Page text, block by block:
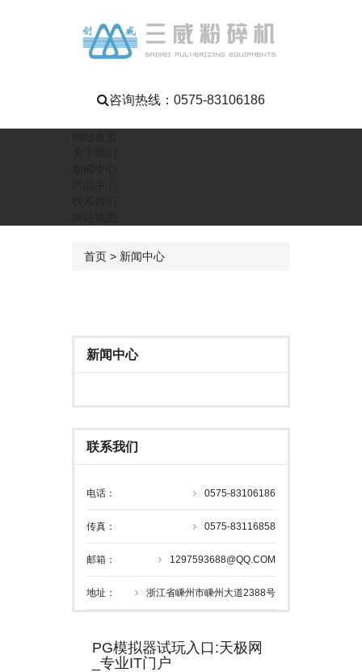
咨询热线： 0575-83106186
首页 > 新闻中心
新闻中心
联系我们
电话： 0575-83106186
传真： 0575-83116858
邮箱： 1297593688@QQ.COM
地址： 浙江省嵊州市嵊州大道2388号
PG模拟器试玩入口:天极网
_专业IT门户